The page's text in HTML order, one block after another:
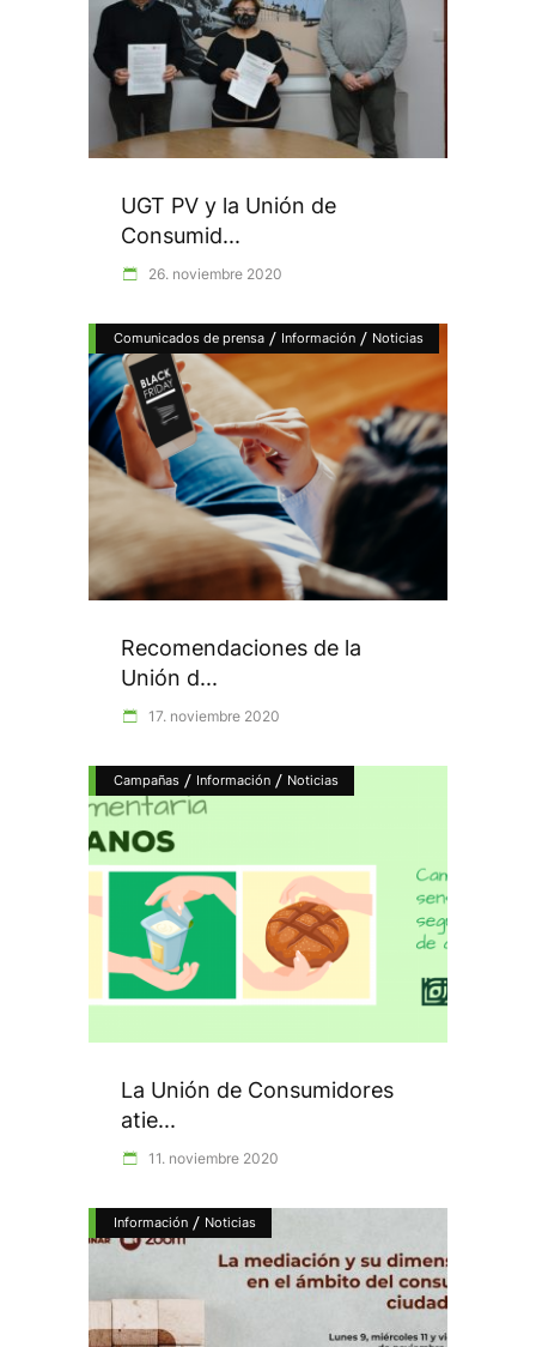
UGT PV y la Unión de
Consumid...
26. noviembre 2020
Comunicados de prensa / Información / Noticias
Recomendaciones de la
Unión d...
17. noviembre 2020
Campañas / Información / Noticias
La Unión de Consumidores
atie...
11. noviembre 2020
Información / Noticias